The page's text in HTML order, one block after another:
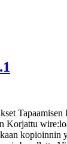
Korjattu
kopioinnin